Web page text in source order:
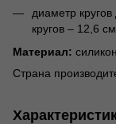
диаметр
кругов – 12,6
Материал:
Страна